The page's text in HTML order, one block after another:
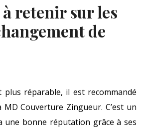
à retenir sur les
de
plus réparable, il est recommandé
Couverture Zingueur. C’est un
une bonne réputation grâce à ses